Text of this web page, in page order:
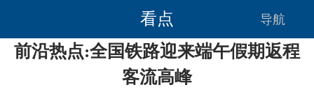
看点 导航
前沿热点:全国铁路迎来端午假期返程
客流高峰